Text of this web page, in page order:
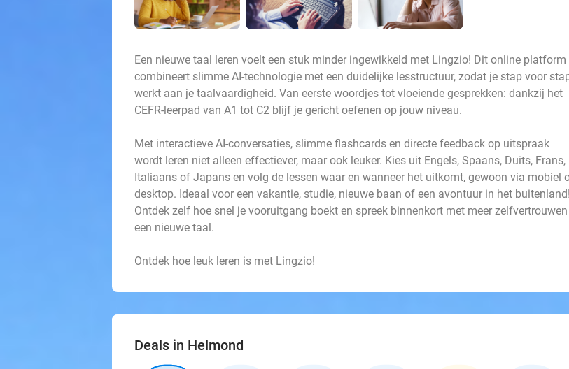
Een nieuwe taal leren voelt een stuk minder ingewikkeld met Lingzio! Dit online platform
combineert slimme AI-technologie met een duidelijke lesstructuur, zodat je stap voor
werkt aan je taalvaardigheid. Van eerste woordjes tot vloeiende gesprekken: dankzij het
CEFR-leerpad van A1 tot C2 blijf je gericht oefenen op jouw niveau.
Met interactieve AI-conversaties, slimme flashcards en directe feedback op uitspraak
wordt leren niet alleen effectiever, maar ook leuker. Kies uit Engels, Spaans, Duits, Frans,
Italiaans of Japans en volg de lessen waar en wanneer het uitkomt, gewoon via mobiel
desktop. Ideaal voor een vakantie, studie, nieuwe baan of een avontuur in het buitenland!
Ontdek zelf hoe snel je vooruitgang boekt en spreek binnenkort met meer zelfvertrouwen
een nieuwe taal.
Ontdek hoe leuk leren is met Lingzio!
Deals in Helmond